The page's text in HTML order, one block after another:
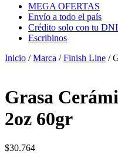
MEGA OFERTAS
Envío a todo el país
Crédito solo con tu DNI
Escribinos
Inicio /Marca /Finish Line /
Grasa
2oz 60gr
$30.764